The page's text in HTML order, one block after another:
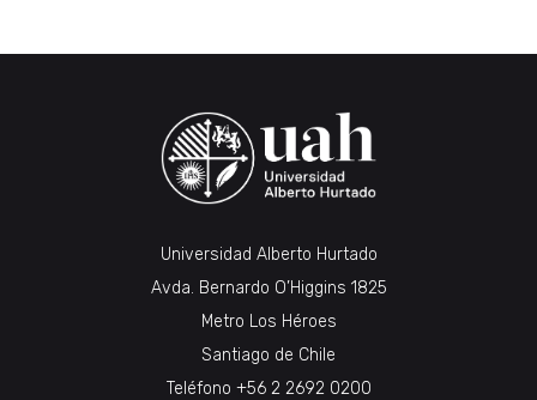
Universidad Alberto Hurtado
Avda. Bernardo O’Higgins 1825
Metro Los Héroes
Santiago de Chile
Teléfono +56 2 2692 0200